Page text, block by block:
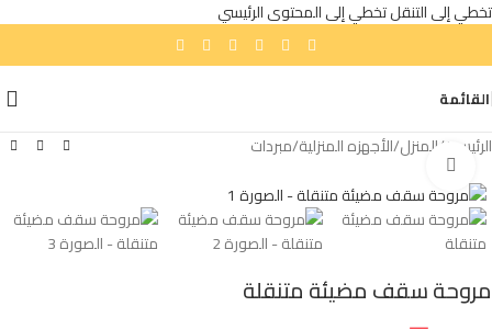
تخطي إلى التنقلتخطي إلى المحتوى الرئيسي
القائمة
الرئيسية/المنزل/الأجهزه المنزلية/مبردات
مروحة سقف مضيئة متنقلة